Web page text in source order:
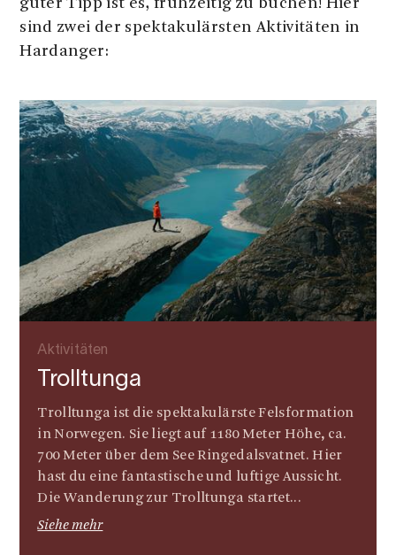
guter Tipp ist es, frühzeitig zu buchen! Hier
sind zwei der spektakulärsten Aktivitäten in
Hardanger:
Aktivitäten
Trolltunga
Trolltunga ist die spektakulärste Felsformation
in Norwegen. Sie liegt auf 1180 Meter Höhe, ca.
700 Meter über dem See Ringedalsvatnet. Hier
hast du eine fantastische und luftige Aussicht.
Die Wanderung zur Trolltunga startet...
Siehe mehr